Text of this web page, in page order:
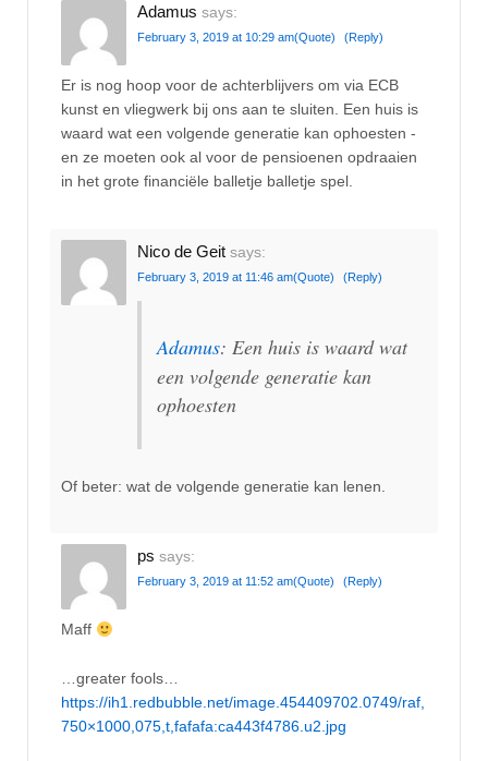
Adamus says:
February 3, 2019 at 10:29 am(Quote) (Reply)
Er is nog hoop voor de achterblijvers om via ECB
kunst en vliegwerk bij ons aan te sluiten. Een huis is
waard wat een volgende generatie kan ophoesten -
en ze moeten ook al voor de pensioenen opdraaien
in het grote financiële balletje balletje spel.
Nico de Geit says:
February 3, 2019 at 11:46 am(Quote) (Reply)
Adamus: Een huis is waard wat
een volgende generatie kan
ophoesten
Of beter: wat de volgende generatie kan lenen.
ps says:
February 3, 2019 at 11:52 am(Quote) (Reply)
Maff
…greater fools…
https://ih1.redbubble.net/image.454409702.0749/raf,
750×1000,075,t,fafafa:ca443f4786.u2.jpg